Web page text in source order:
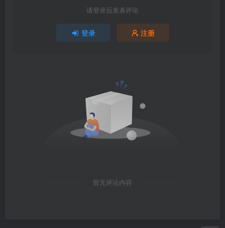
请登录后发表评论
登录 注册
暂无评论内容